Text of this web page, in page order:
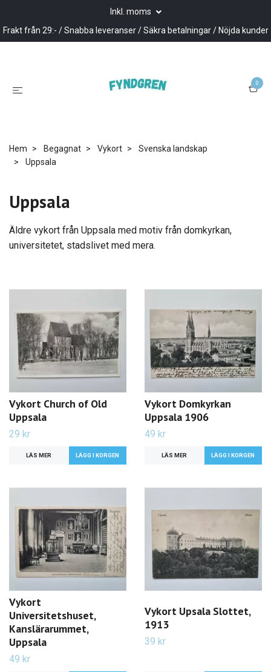
Inkl. moms
Frakt från 29:- / Snabba leveranser / Säkra betalningar / Nöjda kunder
0
Hem Begagnat Vykort
Svenska landskap
Uppsala
Uppsala
Äldre vykort från Uppsala med motiv från domkyrkan,
universitetet, stadslivet med mera.
Vykort Church of Old
Uppsala
29 kr
LÄS MER
Vykort Domkyrkan
Uppsala 1906
49 kr
LÄS MER
Vykort
Universitetshuset,
Kanslärarummet,
Uppsala
49 kr
Vykort Upsala Slottet,
1913
39 kr